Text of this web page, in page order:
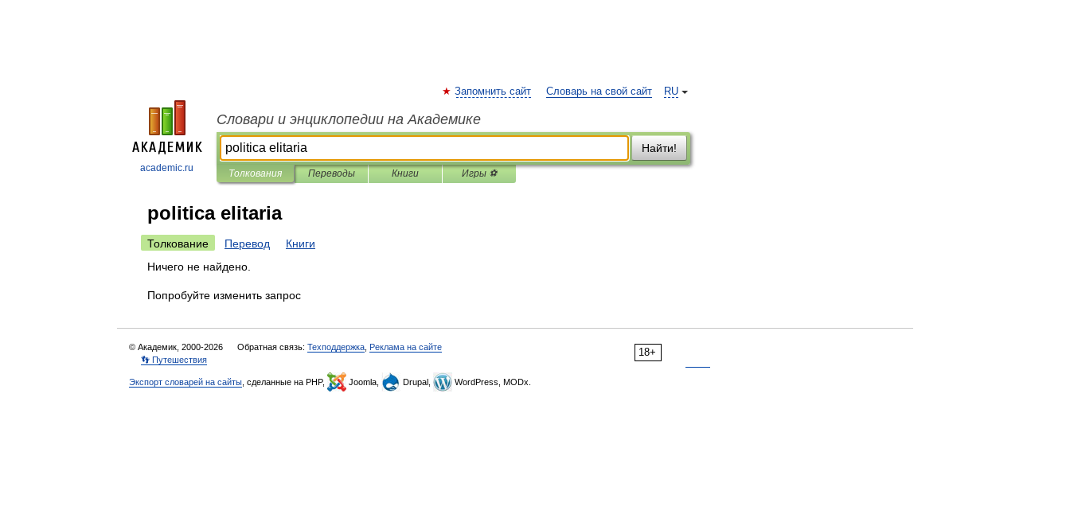
academic.ru
RU
Запомнить сайт Словарь на свой сайт
Словари и энциклопедии на Академике
Найти!
Толкования Переводы Книги Игры ⚽
politica elitaria
Толкование Перевод
Книги
Ничего не найдено.
Попробуйте изменить запрос
18+
© Академик, 2000-2026 Обратная связь: Техподдержка Реклама на сайте
👣 Путешествия
Экспорт словарей на сайты , сделанные на PHP, Joomla, Drupal, WordPress, MODx.